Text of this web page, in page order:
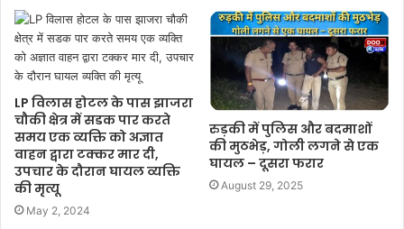
LP विलास होटल के पास झाजरा
चौकी क्षेत्र में सडक पार करते
समय एक व्यक्ति को अज्ञात
वाहन द्वारा टक्कर मार दी,
उपचार के दौरान घायल व्यक्ति
की मृत्यू
May 2, 2024
रुड़की में पुलिस और बदमाशों
की मुठभेड़, गोली लगने से एक
घायल – दूसरा फरार
August 29, 2025